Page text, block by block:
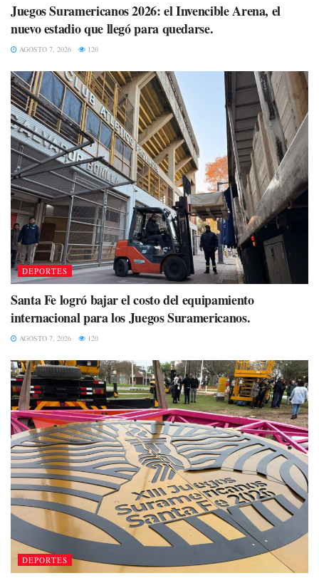
Juegos Suramericanos 2026: el Invencible Arena, el
nuevo estadio que llegó para quedarse.
AGOSTO 7, 2026 120
DEPORTES
Santa Fe logró bajar el costo del equipamiento
internacional para los Juegos Suramericanos.
AGOSTO 7, 2026 120
DEPORTES